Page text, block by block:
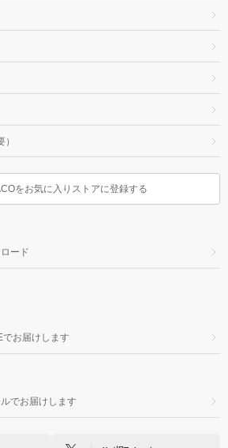
をお気に入りストアに登録する
ード
お届けします
でお届けします